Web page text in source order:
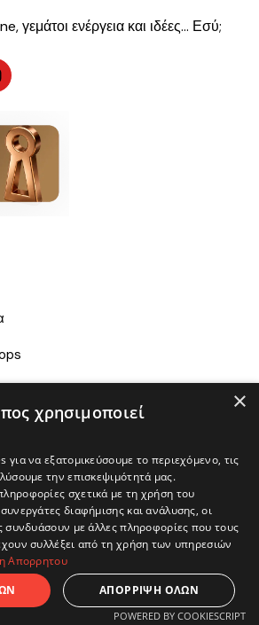
γεμάτοι ενέργεια και ιδέες… Εσύ;
×
χρησιμοποιεί
για να εξατομικεύσουμε το περιεχόμενο, τις
την επισκεψιμότητά μας.
σχετικά με τη χρήση του
διαφήμισης και ανάλυσης, οι
συνδυάσουν με άλλες πληροφορίες που τους
συλλέξει από τη χρήση των υπηρεσιών
Απορρητου
ΑΠΟΡΡΙΨΗ ΟΛΩΝ
POWERED BY COOKIESCRIPT